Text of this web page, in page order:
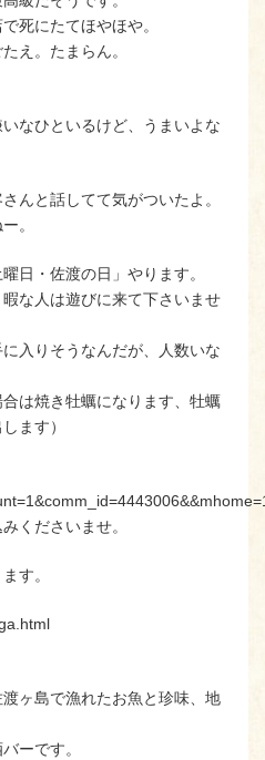
死にたてほやほや。
え。たまらん。
なひといるけど、うまいよな
んと話してて気がついたよ。
。
日・佐渡の日」やります。
な人は遊びに来て下さいませ
入りそうなんだが、人数いな
合は焼き牡蠣になります、牡蠣
ます）
くださいませ。
す。
ヶ島で漁れたお魚と珍味、地
ーです。